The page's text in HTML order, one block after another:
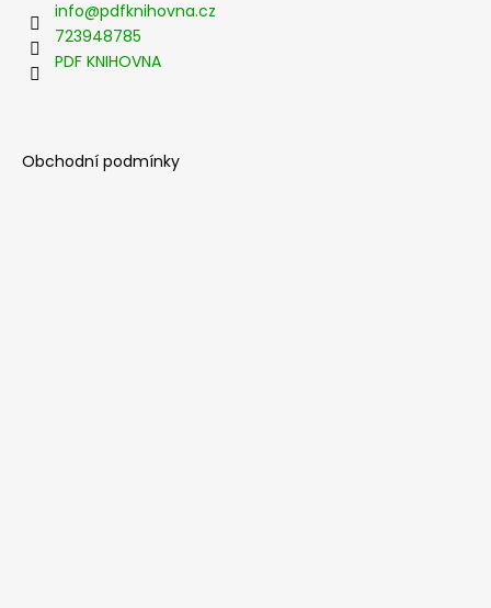
info@pdfknihovna.cz
723948785
PDF KNIHOVNA
Obchodní podmínky